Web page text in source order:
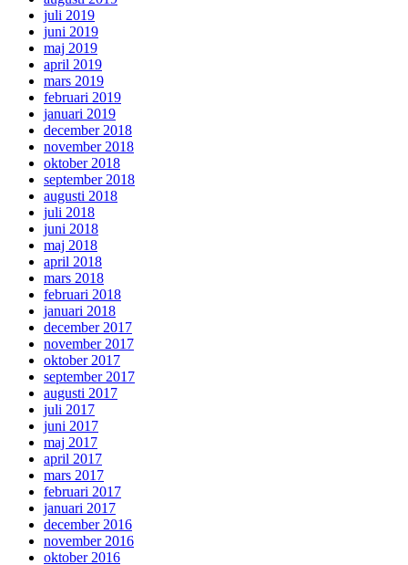
juli 2019
juni 2019
maj 2019
april 2019
mars 2019
februari 2019
januari 2019
december 2018
november 2018
oktober 2018
september 2018
augusti 2018
juli 2018
juni 2018
maj 2018
april 2018
mars 2018
februari 2018
januari 2018
december 2017
november 2017
oktober 2017
september 2017
augusti 2017
juli 2017
juni 2017
maj 2017
april 2017
mars 2017
februari 2017
januari 2017
december 2016
november 2016
oktober 2016